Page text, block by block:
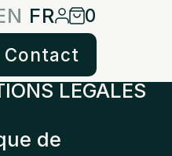
FR
0
Contact
LÉGALES
de